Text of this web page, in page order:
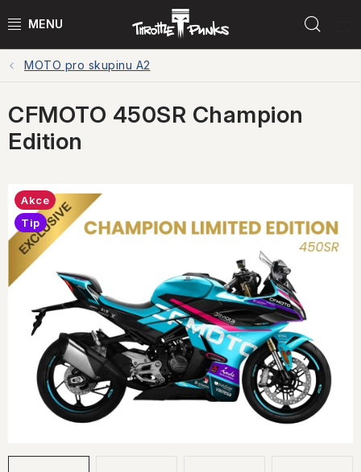
na
POWER KIT
ČTYŘKOLKY
ČTYŘKOLKY PŘÍSLUŠENSTVÍ
MOTORKY
MOTO PŘÍSLUŠENSTVÍ
MERCH
Testovací jízdy
KONTAKTY
JAK NAKUPOVAT
MOTO pro skupinu A2
CFMOTO 450SR Champion
Edition
Akce
Tip